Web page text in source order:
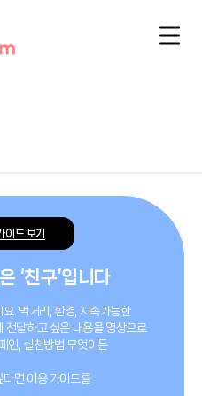
이드 보기
‘친구’입니다
. 먹거리, 환경, 지속가능한
전달하고 싶은 내용을 영상으로
인, 실천방법 무엇이든
다면 이용 가이드를